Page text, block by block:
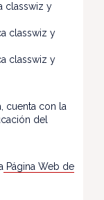
classwiz y
classwiz y
classwiz y
cuenta con la
del
Página Web de